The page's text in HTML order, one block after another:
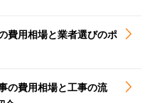
費用相場と業者選びのポ
の費用相場と工事の流